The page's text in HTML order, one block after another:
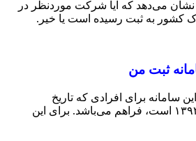
نشان می‌دهد که آیا شرکت موردنظر در
کشور به ثبت رسیده است یا خیر.
ثبت من
سامانه برای افرادی که تاریخ
ازدواجشان پس از سال ۱۳۹۳ است، فراهم می‌باشد. برای این